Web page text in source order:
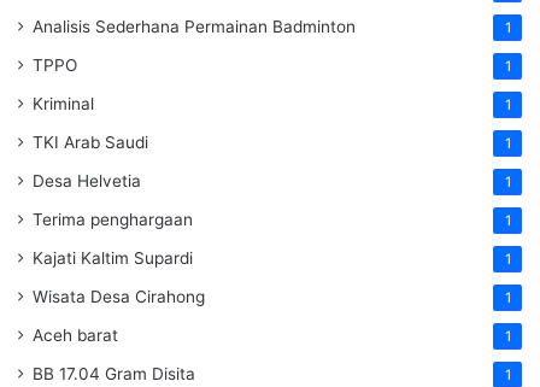
Analisis Sederhana Permainan Badminton 1
TPPO 1
Kriminal 1
TKI Arab Saudi 1
Desa Helvetia 1
Terima penghargaan 1
Kajati Kaltim Supardi 1
Wisata Desa Cirahong 1
Aceh barat 1
BB 17.04 Gram Disita 1